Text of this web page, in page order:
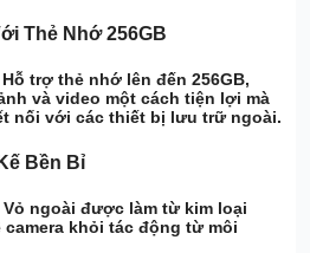
Thẻ Nhớ 256GB
Hỗ trợ thẻ nhớ lên đến 256GB,
và video một cách tiện lợi mà
nối với các thiết bị lưu trữ ngoài.
Bền Bỉ
Vỏ ngoài được làm từ kim loại
camera khỏi tác động từ môi